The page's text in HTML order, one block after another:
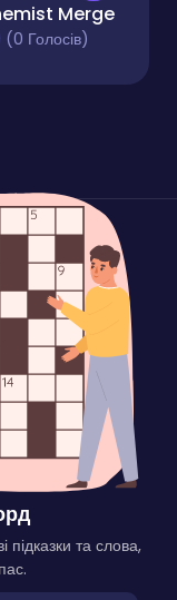
Merge
(0 Голосів)
підказки та слова,